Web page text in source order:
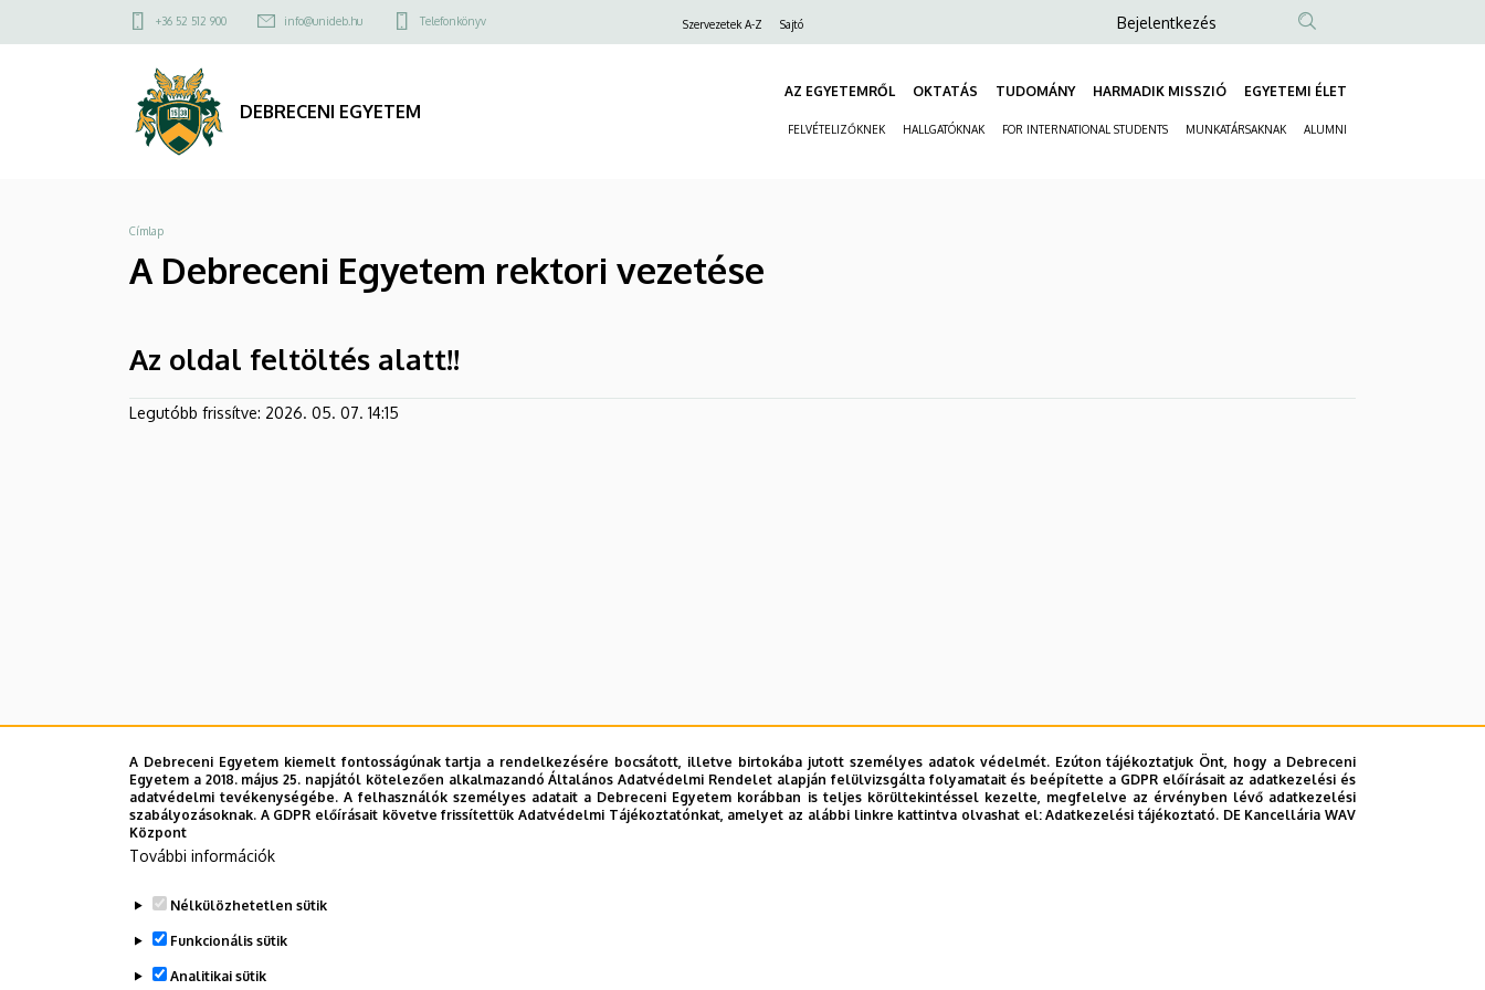
Debreceni
Egyetem
DEBRECENI
EGYETEM
a
Felső
menü
+36 52 512 900 info@unideb.hu Telefonkönyv Szervezetek A-Z Sajtó
Anonim
fiók
Bejelentkezés
DEBRECENI EGYETEM
AZ EGYETEMRŐL OKTATÁS TUDOMÁNY HARMADIK MISSZIÓ EGYETEMI ÉLET
FELVÉTELIZŐKNEK HALLGATÓKNAK FOR INTERNATIONAL STUDENTS MUNKATÁRSAKNAK ALUMNI
Morzsa
Címlap
A Debreceni Egyetem rektori vezetése
Az oldal feltöltés alatt!!
Legutóbb frissítve: 2026. 05. 07. 14:15
A Debreceni Egyetem kiemelt fontosságúnak tartja a rendelkezésére bocsátott, illetve birtokába jutott személyes adatok védelmét. Ezúton tájékoztatjuk Önt, hogy a Debreceni
Egyetem a 2018. május 25. napjától kötelezően alkalmazandó Általános Adatvédelmi Rendelet alapján felülvizsgálta folyamatait és beépítette a GDPR előírásait az adatkezelési és
adatvédelmi tevékenységébe. A felhasználók személyes adatait a Debreceni Egyetem korábban is teljes körültekintéssel kezelte, megfelelve az érvényben lévő adatkezelési
szabályozásoknak. A GDPR előírásait követve frissítettük Adatvédelmi Tájékoztatónkat, amelyet az alábbi linkre kattintva olvashat el:Adatkezelési tájékoztató. DE Kancellária WAV
Központ
További információk
Nélkülözhetetlen sütik
Funkcionális sütik
Analitikai sütik